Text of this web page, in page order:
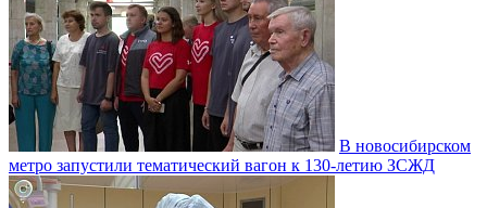
В новосибирском
метро запустили тематический вагон к 130-летию ЗСЖД